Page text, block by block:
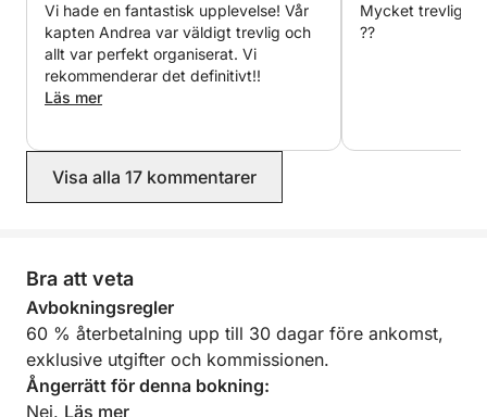
📍 Isola delle Femmine: Besök denna närliggande ö
för kristallklart vatten och pittoreska vyer
📍 Caletta Bella: Besök denna dolda pärla för en
🎉 Saker att göra Aktiviteter:
med stopp vid de stränder som erbjuds.
🤿 Snorkling och simning – Upptäck det pulserande
marina livet i Capo Gallo.
🏖️ Dagsutflykt till Mondello-stranden – Sola och njut
Vi hade en fantastisk upplevelse! Vår
kapten Andrea var väldigt trevlig och
allt var perfekt organiserat. Vi
rekommenderar det definitivt!!
Läs mer
Mycket trevlig
??
Visa alla 17 kommentarer
Bra att veta
Avbokningsregler
60 % återbetalning upp till 30 dagar före ankomst,
exklusive utgifter och kommissionen.
Ångerrätt för denna bokning:
Nej. Läs mer